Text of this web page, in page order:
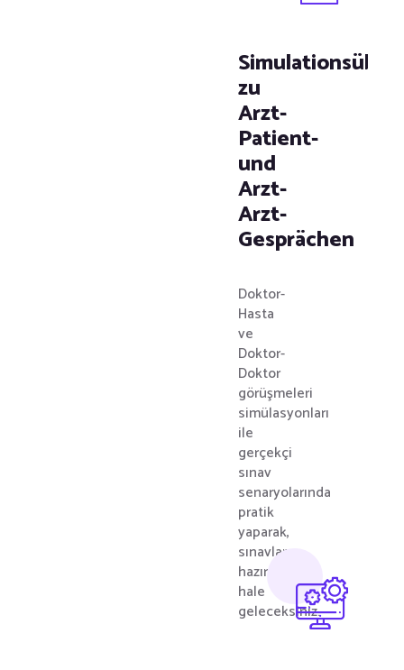
zu
Arzt-
Patient-
und
Arzt-
Arzt-
Gesprächen
Doktor-
Hasta
ve
Doktor-
Doktor
görüşmeleri
simülasyonları
ile
gerçekçi
sınav
senaryolarında
pratik
yaparak,
sınavlara
hazır
hale
geleceksiniz.